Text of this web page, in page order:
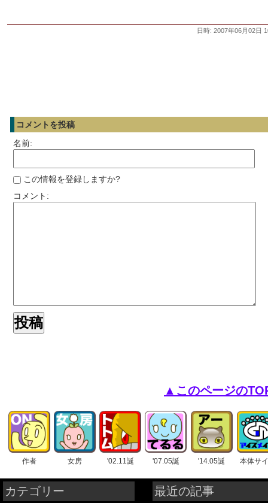
日時: 2007年06月02日
コメントを投稿
名前:
この情報を登録しますか?
コメント:
▲このページの
作者 女房 '02.11誕 '07.05誕 '14.05誕 本体サ
カテゴリー
最近の記事